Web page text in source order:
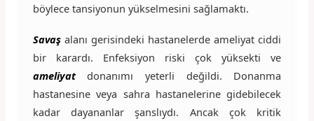
böylece tansiyonun yükselmesini sağlamaktı.
Savaş alanı gerisindeki hastanelerde ameliyat ciddi
bir karardı. Enfeksiyon riski çok yüksekti ve
ameliyat
donanımı yeterli değildi. Donanma
hastanesine veya sahra hastanelerine gidebilecek
kadar dayananlar şanslıydı. Ancak çok kritik